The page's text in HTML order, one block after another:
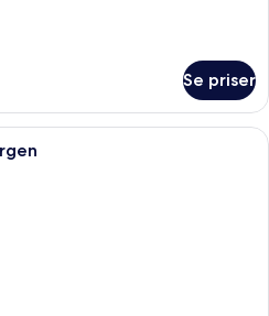
Se priser
Ett modernt hotellrum med två